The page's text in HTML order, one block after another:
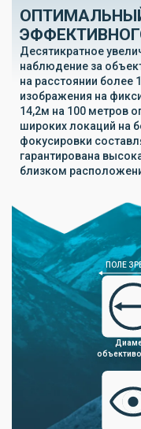
Десятикратное
наблюдение за
на расстоянии более
изображения на
14,2м на 100 метров
широких локаций на
фокусировки
гарантирована
близком
ПОЛЕ